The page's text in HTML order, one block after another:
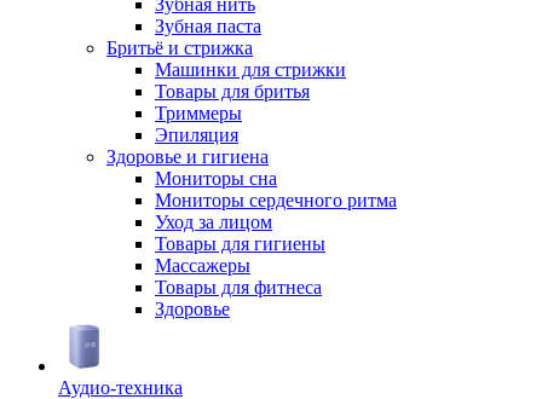
Зубная нить
Зубная паста
Бритьё и стрижка
Машинки для стрижки
Товары для бритья
Триммеры
Эпиляция
Здоровье и гигиена
Мониторы сна
Мониторы сердечного ритма
Уход за лицом
Товары для гигиены
Массажеры
Товары для фитнеса
Здоровье
Аудио-техника